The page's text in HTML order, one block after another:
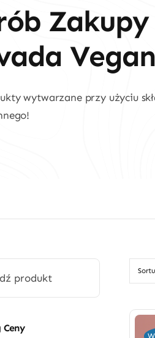
Zakupy
wytwarzane przy użyciu
Ceny